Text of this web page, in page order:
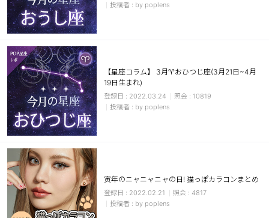
by poplens
【星座コラム】 3月♈おひつじ座(3月21日~4月
19日生まれ)
2022.03.24
10819
by poplens
寅年のニャニャニャの日! 猫っぽカラコンまとめ
2022.02.21
4817
by poplens